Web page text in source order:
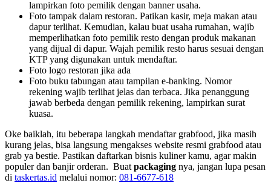
lampirkan foto pemilik dengan banner usaha.
Foto tampak dalam restoran. Patikan kasir, meja makan atau
dapur terlihat. Kemudian, kalau buat usaha rumahan, wajib
memperlihatkan foto pemilik resto dengan produk makanan
yang dijual di dapur. Wajah pemilik resto harus sesuai dengan
KTP yang digunakan untuk mendaftar.
Foto logo restoran jika ada
Foto buku tabungan atau tampilan e-banking. Nomor
rekening wajib terlihat jelas dan terbaca. Jika penanggung
jawab berbeda dengan pemilik rekening, lampirkan surat
kuasa.
Oke baiklah, itu beberapa langkah mendaftar grabfood, jika masih
kurang jelas, bisa langsung mengakses website resmi grabfood atau
grab ya bestie. Pastikan daftarkan bisnis kuliner kamu, agar makin
populer dan banjir orderan. Buat packaging nya, jangan lupa pesan
di taskertas.id melalui nomor: 081-6677-618